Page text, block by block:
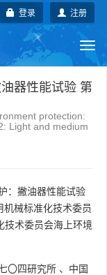
注册
登录
地方标准
国际标准
器性能试验 第
protection:
Light and medium
：撇油器性能试验
机械标准化技术委员
技术委员会海上环境
〇四研究所 、 中国